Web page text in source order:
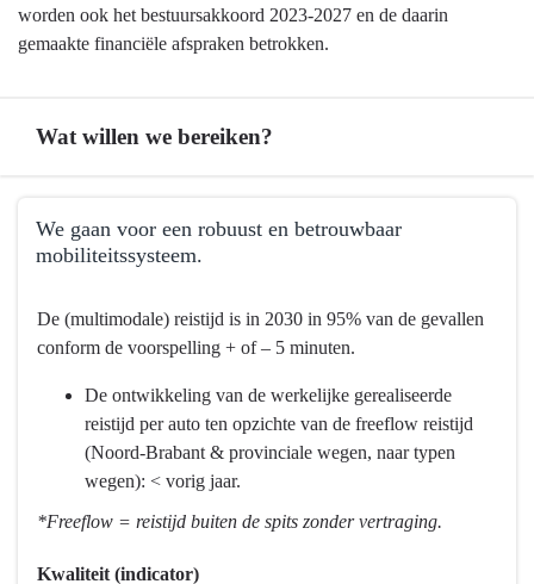
worden ook het bestuursakkoord 2023-2027 en de daarin
gemaakte financiële afspraken betrokken.
Wat willen we bereiken?
navigatie
Programma
bereiken?
We gaan voor een robuust en betrouwbaar
mobiliteitssysteem.
naar
navigatie
Programma
Mobiliteitsontwikkeling
Wat
De (multimodale) reistijd is in 2030 in 95% van de gevallen
conform de voorspelling + of – 5 minuten.
De ontwikkeling van de werkelijke gerealiseerde
reistijd per auto ten opzichte van de freeflow reistijd
(Noord-Brabant & provinciale wegen, naar typen
wegen): < vorig jaar.
*Freeflow = reistijd buiten de spits zonder vertraging.
Kwaliteit (indicator)